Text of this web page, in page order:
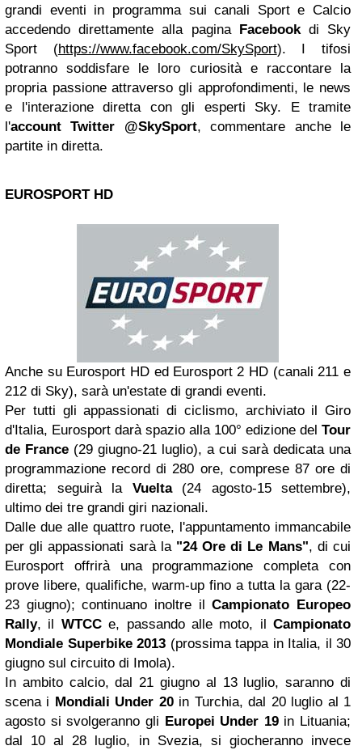
grandi eventi in programma sui canali Sport e Calcio
accedendo direttamente alla pagina
Facebookdi Sky
Sport (https://www.facebook.com/SkySport). I tifosi
potranno soddisfare le loro curiosità e raccontare la
propria passione attraverso gli approfondimenti, le news
e l'interazione diretta con gli esperti Sky. E tramite
l'account Twitter @SkySport, commentare anche le
partite in diretta.
EUROSPORT HD
Anche su Eurosport HD ed Eurosport 2 HD (canali 211 e
212 di Sky), sarà un'estate di grandi eventi.
Per tutti gli appassionati di ciclismo, archiviato il Giro
d'Italia, Eurosport darà spazio alla 100° edizione del Tour
de France (29 giugno-21 luglio), a cui sarà dedicata una
programmazione record di 280 ore, comprese 87 ore di
diretta; seguirà la Vuelta (24 agosto-15 settembre),
ultimo dei tre grandi giri nazionali.
Dalle due alle quattro ruote, l'appuntamento immancabile
per gli appassionati sarà la "24 Ore di Le Mans", di cui
Eurosport offrirà una programmazione completa con
prove libere, qualifiche, warm-up fino a tutta la gara (22-
23 giugno); continuano inoltre ilCampionato Europeo
Rally, il WTCCe, passando alle moto, il Campionato
Mondiale Superbike 2013 (prossima tappa in Italia, il 30
giugno sul circuito di Imola).
In ambito calcio, dal 21 giugno al 13 luglio, saranno di
scena i Mondiali Under 20in Turchia, dal 20 luglio al 1
agosto si svolgeranno gli Europei Under 19 in Lituania;
dal 10 al 28 luglio, in Svezia, si giocheranno invece